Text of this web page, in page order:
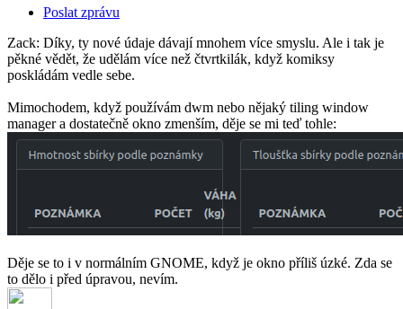
Poslat zprávu
Zack: Díky, ty nové údaje dávají mnohem více smyslu. Ale i tak je
pěkné vědět, že udělám více než čtvrtkilák, když komiksy
poskládám vedle sebe.
Mimochodem, když používám dwm nebo nějaký tiling window
manager a dostatečně okno zmenším, děje se mi teď tohle:
Děje se to i v normálním GNOME, když je okno příliš úzké. Zda se
to dělo i před úpravou, nevím.